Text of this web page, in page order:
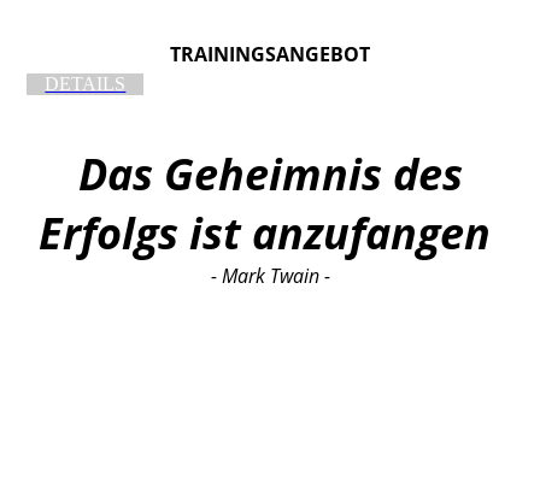
TRAININGSANGEBOT
DETAILS
Das Geheimnis des
Erfolgs ist anzufangen
- Mark Twain -